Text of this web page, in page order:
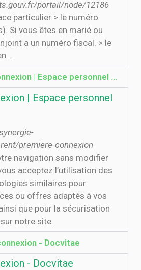
portail/node/12186
particulier > le numéro
Si vous êtes en marié ou
a un numéro fiscal. > le
…
| Espace personnel …
| Espace personnel
premiere-connexion
navigation sans modifier
acceptez l’utilisation des
similaires pour
ou offres adaptés à vos
que pour la sécurisation
notre site.
- Docvitae
- Docvitae